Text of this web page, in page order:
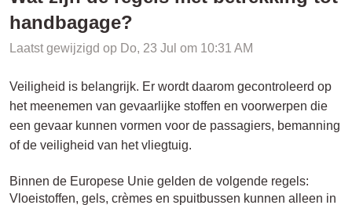
handbagage?
Laatst gewijzigd op Do, 23 Jul om 10:31 AM
Veiligheid is belangrijk. Er wordt daarom gecontroleerd op
het meenemen van gevaarlijke stoffen en voorwerpen die
een gevaar kunnen vormen voor de passagiers, bemanning
of de veiligheid van het vliegtuig.
Binnen de Europese Unie gelden de volgende regels:
Vloeistoffen, gels, crèmes en spuitbussen kunnen alleen in